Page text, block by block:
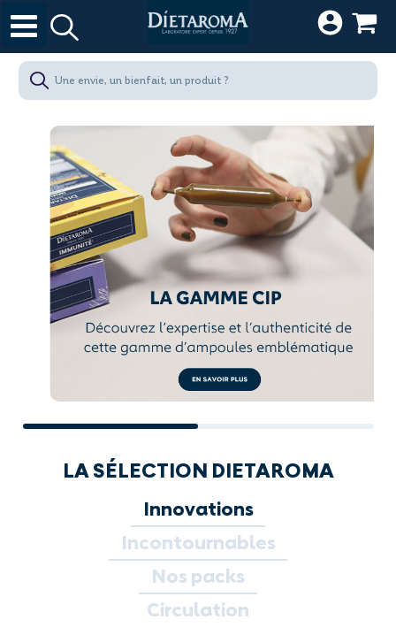
LA SÉLECTION DIETAROMA
Innovations
Incontournables
Nos packs
Circulation